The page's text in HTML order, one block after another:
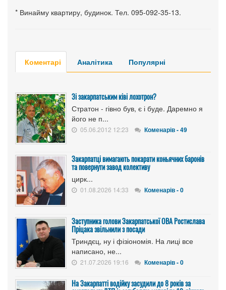
* Винайму квартиру, будинок. Тел. 095-092-35-13.
Коментарі Аналітика Популярні
Зі закарпатським ківі лохотрон?
Стратон - гівно був, є і буде. Даремно я
його не п...
05.06.2012 12:23 Коменарів - 49
Закарпатці вимагають покарати коньячних баронів
та повернути завод колективу
цирк...
01.08.2026 14:33 Коменарів - 0
Заступника голови Закарпатської ОВА Ростислава
Пріцака звільнили з посади
Триндєц, ну і фізіономія. На лиці все
написано, не...
21.07.2026 19:16 Коменарів - 0
На Закарпатті водійку засудили до 8 років за